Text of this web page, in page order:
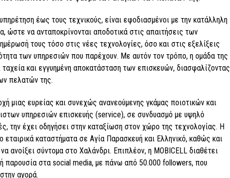
έως τους τεχνικούς, είναι εφοδιασμένοι με την κατάλληλη
ώστε να ανταποκρίνονται αποδοτικά στις απαιτήσεις των
τους τόσο στις νέες τεχνολογίες, όσο και στις εξελίξεις
των υπηρεσιών που παρέχουν. Με αυτόν τον τρόπο, η ομάδα της
και εγγυημένη αποκατάσταση των επισκευών, διασφαλίζοντας
πελατών της.
μιας ευρείας και συνεχώς ανανεούμενης γκάμας ποιοτικών και
υπηρεσιών επισκευής (service), σε συνδυασμό με υψηλό
την έχει οδηγήσει στην καταξίωση στον χώρο της τεχνολογίας. Η
εταιρικά καταστήματα σε Αγία Παρασκευή και Ελληνικό, καθώς και
ανοίξει σύντομα στο Χαλάνδρι. Επιπλέον, η MOBICELL διαθέτει
παρουσία στα social media, με πάνω από 50.000 followers, που
αγορά.